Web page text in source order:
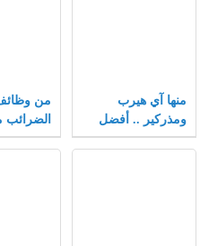
منها آي هيرب
ومذركير .. أفضل
كوبونات خصم تلقى
من
الضرائب